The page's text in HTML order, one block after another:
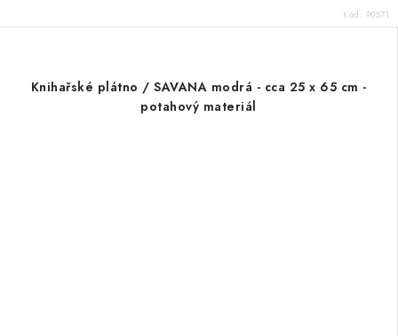
Kód: 90571
Knihařské plátno / SAVANA modrá - cca 25 x 65 cm -
potahový materiál